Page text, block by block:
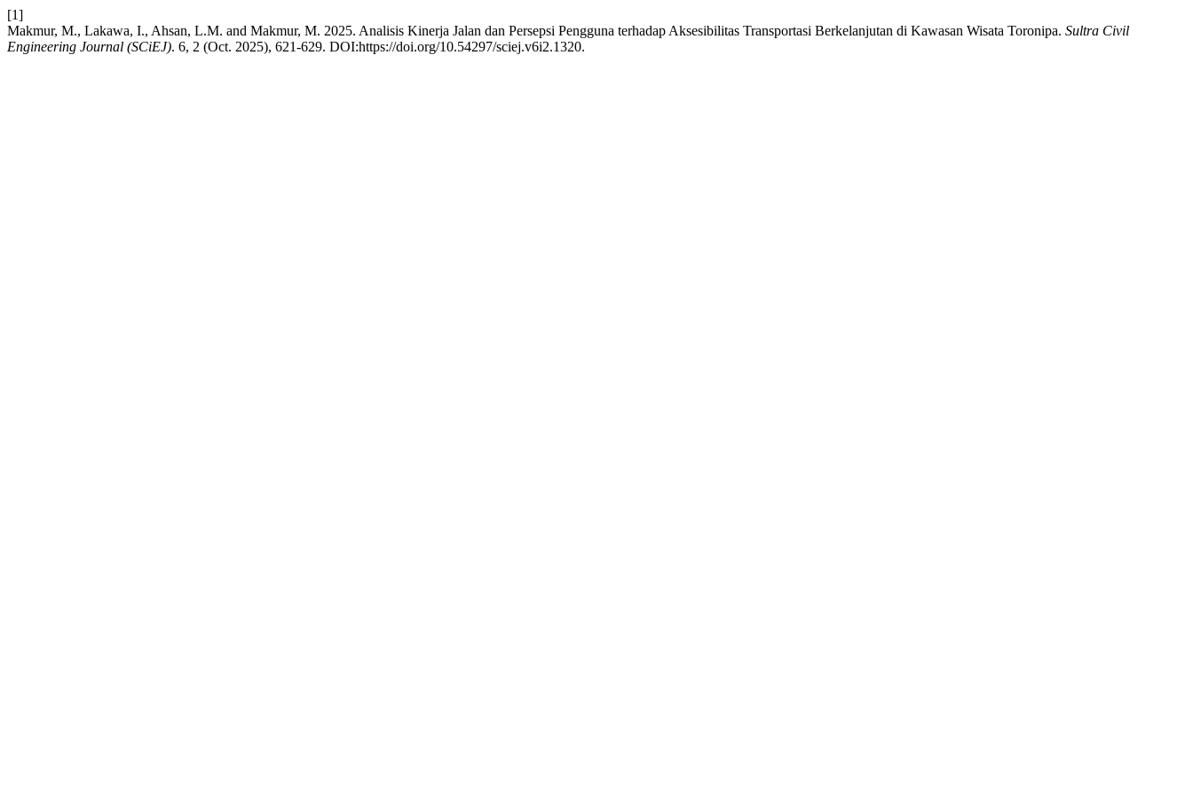
[1]
Makmur, M., Lakawa, I., Ahsan, L.M. and Makmur, M. 2025. Analisis Kinerja Jalan dan Persepsi Pengguna terhadap Aksesibilitas Transportasi Berkelanjutan di Kawasan Wisata Toronipa. Sultra Civil
Engineering Journal (SCiEJ). 6, 2 (Oct. 2025), 621-629. DOI:https://doi.org/10.54297/sciej.v6i2.1320.